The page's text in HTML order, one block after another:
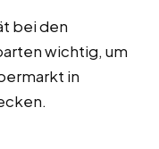
bei den
wichtig, um
in